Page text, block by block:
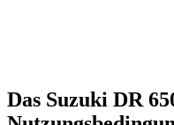
Das Suzuki DR